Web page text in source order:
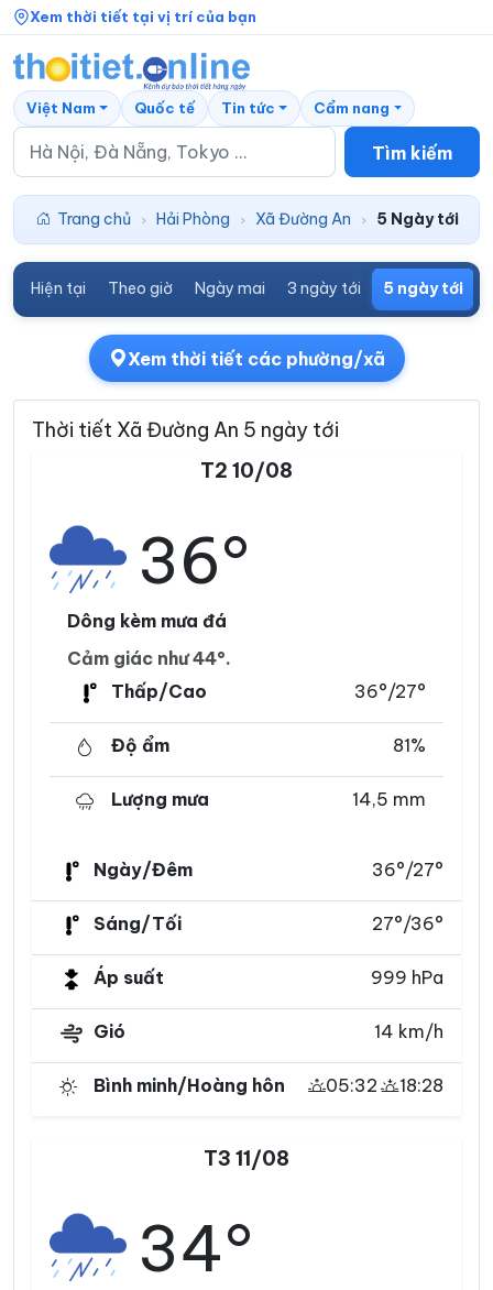
Xem thời tiết tại vị trí của bạn
Tìm kiếm
Việt Nam Quốc tế Tin tức Cẩm nang
Trang chủ › Hải Phòng › Xã Đường An › 5 Ngày tới
Hiện tại Theo giờ Ngày mai 3 ngày tới 5 ngày tới
Xem thời tiết các phường/xã
Thời tiết Xã Đường An 5 ngày tới
T2 10/08
36°
Dông kèm mưa đá
Cảm giác như 44°.
Thấp/Cao
36°/27°
Độ ẩm 81%
Lượng mưa 14,5 mm
Ngày/Đêm 36°/27°
Sáng/Tối 27°/36°
Áp suất 999 hPa
Gió 14 km/h
Bình minh/Hoàng hôn 05:32 18:28
T3 11/08
34°